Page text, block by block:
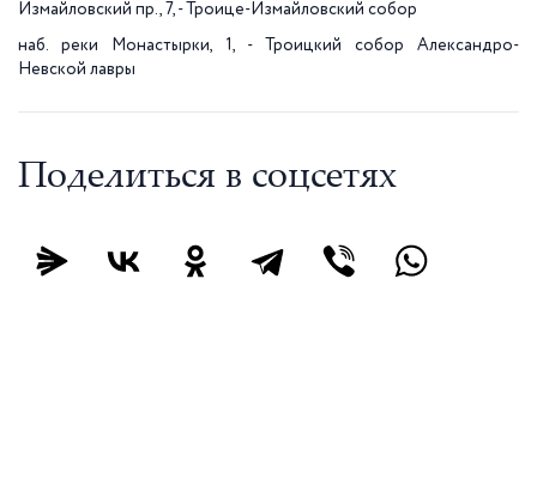
Измайловский пр., 7, - Троице-Измайловский собор
наб. реки Монастырки, 1, - Троицкий собор Александро-
Невской лавры
Поделиться в соцсетях